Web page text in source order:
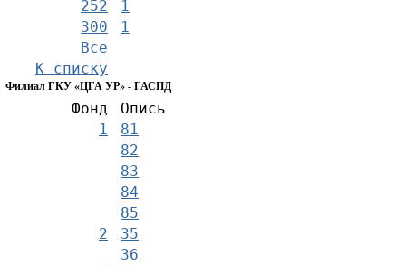
252
1
300
1
Все
К списку
Филиал ГКУ «ЦГА УР» - ГАСПД
Фонд
Опись
1
81
82
83
84
85
2
35
36